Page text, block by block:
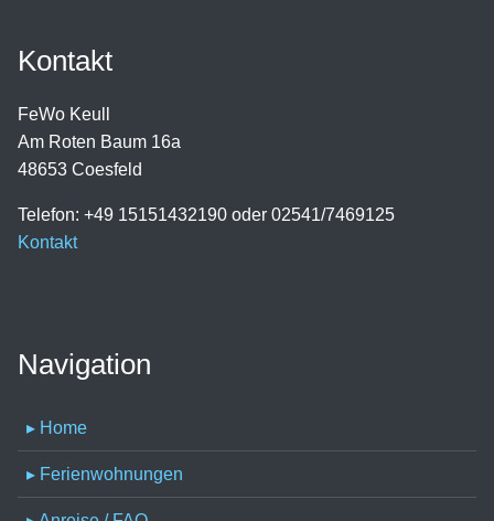
Kontakt
FeWo Keull
Am Roten Baum 16a
48653 Coesfeld
Telefon: +49 15151432190 oder 02541/7469125
Kontakt
Navigation
▸ Home
▸ Ferienwohnungen